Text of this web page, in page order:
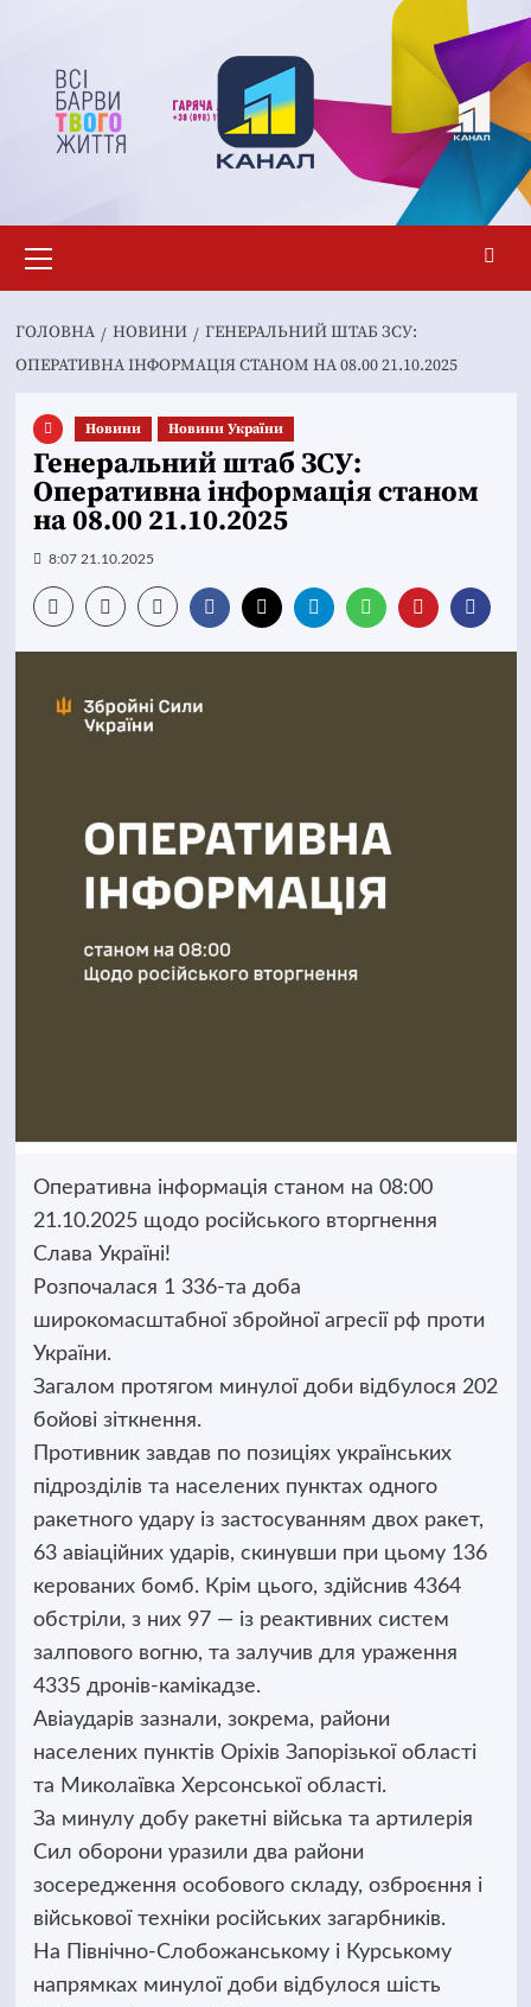
вмісту
меню
ГОЛОВНА НОВИНИ
ГЕНЕРАЛЬНИЙ ШТАБ ЗСУ:
ОПЕРАТИВНА ІНФОРМАЦІЯ СТАНОМ НА 08.00 21.10.2025
Новини Новини України
Генеральний штаб ЗСУ:
Оперативна інформація станом
на 08.00 21.10.2025
8:07 21.10.2025
Оперативна інформація станом на 08:00
21.10.2025 щодо російського вторгнення
Слава Україні!
Розпочалася 1 336-та доба
широкомасштабної збройної агресії рф проти
України.
Загалом протягом минулої доби відбулося 202
бойові зіткнення.
Противник завдав по позиціях українських
підрозділів та населених пунктах одного
ракетного удару із застосуванням двох ракет,
63 авіаційних ударів, скинувши при цьому 136
керованих бомб. Крім цього, здійснив 4364
обстріли, з них 97 — із реактивних систем
залпового вогню, та залучив для ураження
4335 дронів-камікадзе.
Авіаударів зазнали, зокрема, райони
населених пунктів Оріхів Запорізької області
та Миколаївка Херсонської області.
За минулу добу ракетні війська та артилерія
Сил оборони уразили два райони
зосередження особового складу, озброєння і
військової техніки російських загарбників.
На Північно-Слобожанському і Курському
напрямках минулої доби відбулося шість